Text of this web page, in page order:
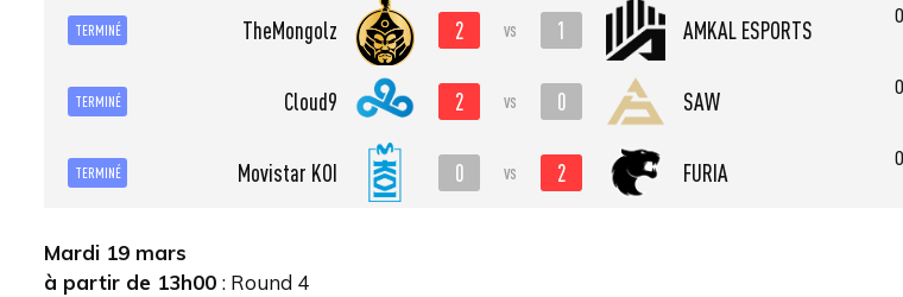
TERMINÉ TheMongolz 2 vs 1 AMKAL ESPORTS
TERMINÉ Cloud9 2 vs 0 SAW
TERMINÉ Movistar KOI 0 vs 2 FURIA
Mardi 19 mars
à partir de 13h00 : Round 4